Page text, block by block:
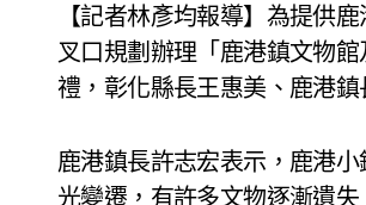
【記者林彥均報導】為提供
叉口規劃辦理「鹿港鎮文物
禮，彰化縣長王惠美、鹿港
鹿港鎮長許志宏表示，鹿港
光變遷，有許多文物逐漸遺